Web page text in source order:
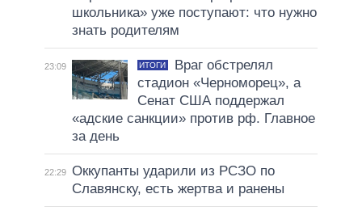
школьника» уже поступают: что нужно
знать родителям
23:09 ИТОГИ
Враг обстрелял
стадион «Черноморец», а
Сенат США поддержал
«адские санкции» против рф. Главное
за день
22:29 Оккупанты ударили из РСЗО по
Славянску, есть жертва и ранены